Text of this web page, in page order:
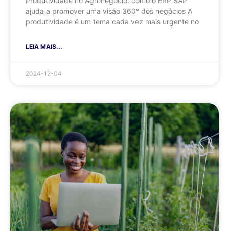
ajuda a promover uma visão 360° dos negócios A
produtividade é um tema cada vez mais urgente no
LEIA MAIS...
2024-12-04